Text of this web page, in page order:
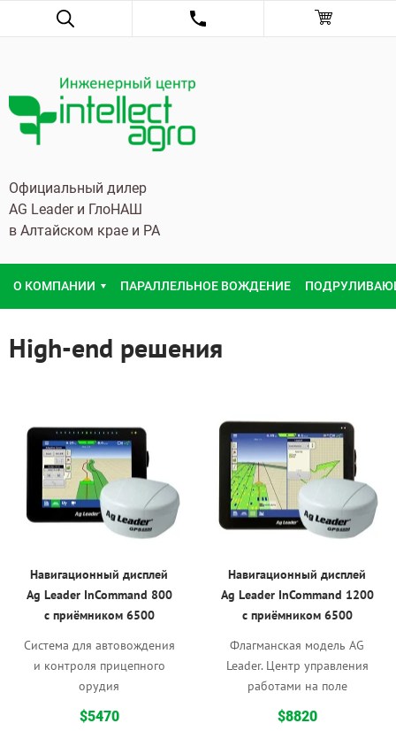
Официальный дилер
AG Leader и ГлоНАШ
в Алтайском крае и РА
О КОМПАНИИ ПАРАЛЛЕЛЬНОЕ ВОЖДЕНИЕ
High-end решения
Навигационный дисплей
Ag Leader InCommand 800
с приёмником 6500
Система для автовождения
и контроля прицепного
орудия
$5470
Навигационный дисплей
Ag Leader InCommand 1200
с приёмником 6500
Флагманская модель AG
Leader. Центр управления
работами на поле
$8820